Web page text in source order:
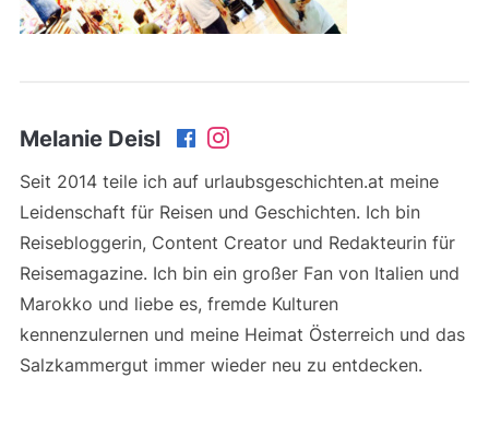
Melanie Deisl
Seit 2014 teile ich auf urlaubsgeschichten.at meine
Leidenschaft für Reisen und Geschichten. Ich bin
Reisebloggerin, Content Creator und Redakteurin für
Reisemagazine. Ich bin ein großer Fan von Italien und
Marokko und liebe es, fremde Kulturen
kennenzulernen und meine Heimat Österreich und das
Salzkammergut immer wieder neu zu entdecken.